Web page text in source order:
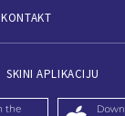
KONTAKT
SKINI APLIKACIJU